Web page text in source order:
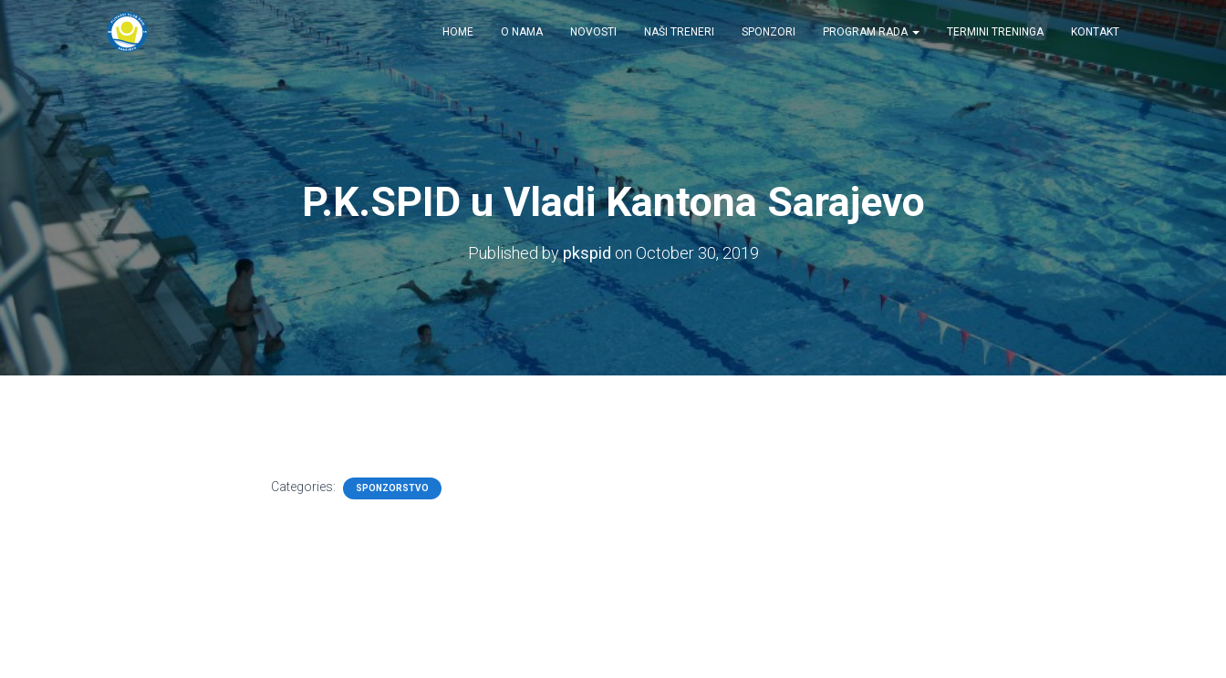
HOME O NAMA NOVOSTI NAŠI TRENERI SPONZORI PROGRAM RADA TERMINI TRENINGA KONTAKT
P.K.SPID u Vladi Kantona Sarajevo
Published bypkspid on October 30, 2019
Categories: SPONZORSTVO